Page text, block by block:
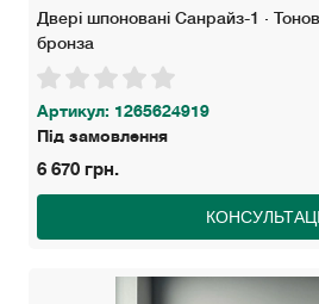
Двері шпоновані Санрайз-1 ·
бронза
Артикул: 1265624919
Під замовлення
6 670 грн.